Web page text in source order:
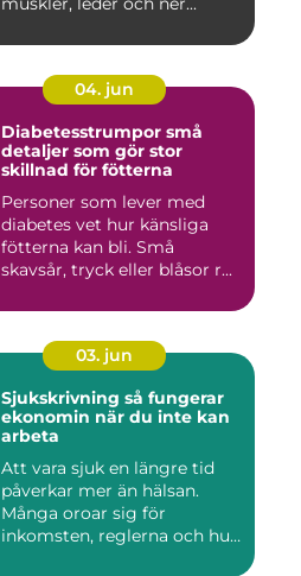
04. jun
Diabetesstrumpor små
detaljer som gör stor
skillnad för fötterna
Personer som lever med
diabetes vet hur känsliga
fötterna kan bli. Små
skavsår, tryck eller blåsor r...
03. jun
Sjukskrivning så fungerar
ekonomin när du inte kan
arbeta
Att vara sjuk en längre tid
påverkar mer än hälsan.
Många oroar sig för
inkomsten, reglerna och hur